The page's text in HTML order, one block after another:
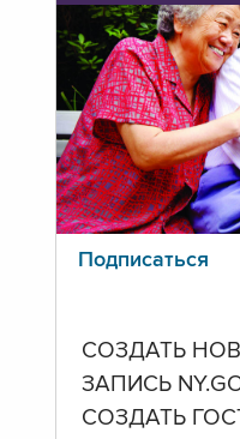
Подписаться
СОЗДАТЬ
ЗАПИСЬ
СОЗДАТЬ